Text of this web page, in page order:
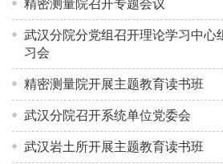
精密测量院召开专题会议
武汉分院分党组召开理论学习中心
习会
精密测量院开展主题教育读书班
武汉分院召开系统单位党委会
武汉岩土所开展主题教育读书班